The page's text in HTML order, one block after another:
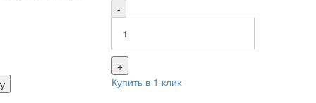
-
+
Купить в 1 клик